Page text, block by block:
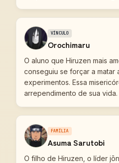
VÍNCULO
Orochimaru
O aluno que Hiruzen mais
conseguiu se forçar a matar
experimentos. Essa
arrependimento de sua vida.
FAMÍLIA
Asuma Sarutobi
O filho de Hiruzen, o líder